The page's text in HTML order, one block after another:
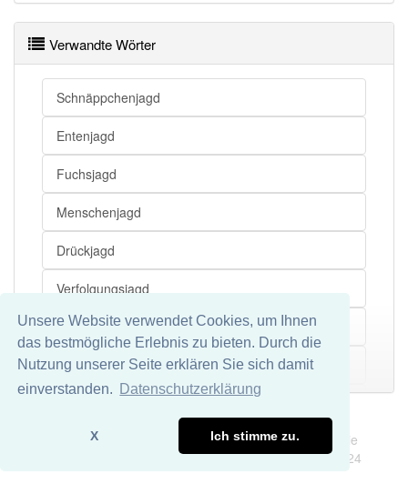
Unsere Website verwendet Cookies, um Ihnen
das bestmögliche Erlebnis zu bieten. Durch die
Nutzung unserer Seite erklären Sie sich damit
einverstanden.
Datenschutzerklärung
X Ich stimme zu.
Verwandte Wörter
Schnäppchenjagd
Entenjagd
Fuchsjagd
Menschenjagd
Drückjagd
Verfolgungsjagd
Treibjagd
Robbenjagd
Aufholjagd
Mehr
Datenschutz
Wir übernehmen keine Garantie und keine Haftung für die
Richtigkeit und Vollständigkeit dieser Seite. DDDEasy 2024